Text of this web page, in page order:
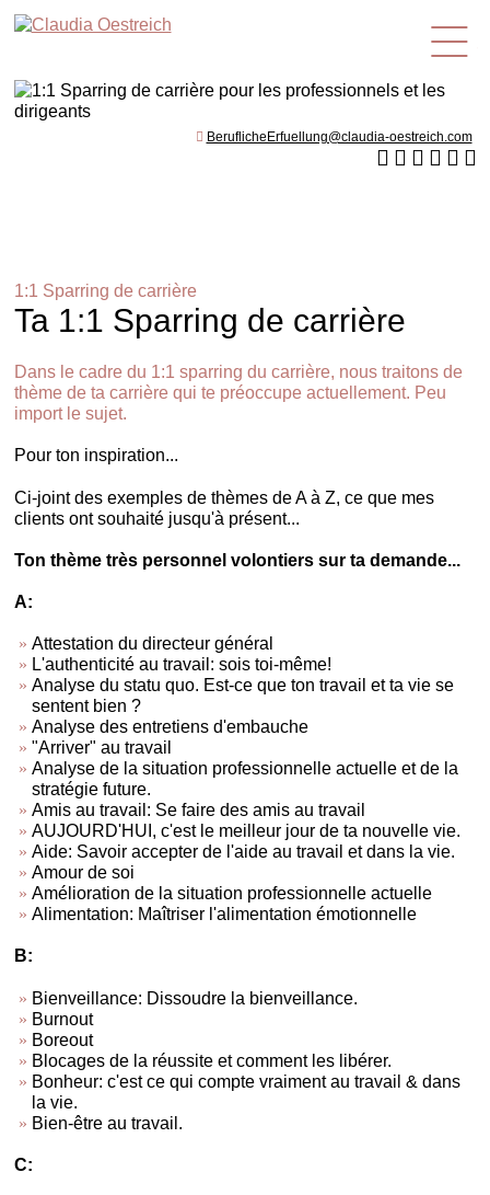
fr
BeruflicheErfuellung@claudia-oestreich.com
1:1 Sparring de carrière
Ta 1:1 Sparring de carrière
Dans le cadre du 1:1 sparring du carrière, nous traitons de
thème de ta carrière qui te préoccupe actuellement. Peu
import le sujet.
Pour ton inspiration...
Ci-joint des exemples de thèmes de A à Z, ce que mes
clients ont souhaité jusqu'à présent...
Ton thème très personnel volontiers sur ta demande...
A:
Attestation du directeur général
L'authenticité au travail: sois toi-même!
Analyse du statu quo. Est-ce que ton travail et ta vie se
sentent bien ?
Analyse des entretiens d'embauche
"Arriver" au travail
Analyse de la situation professionnelle actuelle et de la
stratégie future.
Amis au travail: Se faire des amis au travail
AUJOURD'HUI, c'est le meilleur jour de ta nouvelle vie.
Aide: Savoir accepter de l'aide au travail et dans la vie.
Amour de soi
Amélioration de la situation professionnelle actuelle
Alimentation: Maîtriser l'alimentation émotionnelle
B:
Bienveillance: Dissoudre la bienveillance.
Burnout
Boreout
Blocages de la réussite et comment les libérer.
Bonheur: c'est ce qui compte vraiment au travail & dans
la vie.
Bien-être au travail.
C: